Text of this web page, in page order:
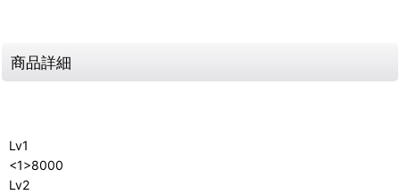
商品詳細
Lv1
<1>8000
Lv2